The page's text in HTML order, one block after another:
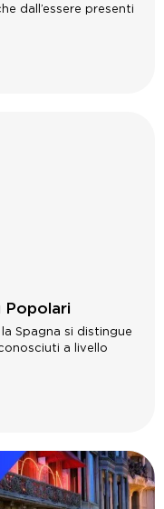
dall’essere presenti
Popolari
Spagna si distingue
a livello